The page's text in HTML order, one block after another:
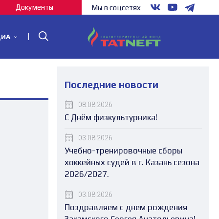
Документы Мы в соцсетях
Последние новости
08.08.2026
С Днём физкультурника!
03.08.2026
Учебно-тренировочные сборы
хоккейных судей в г. Казань сезона
2026/2027.
03.08.2026
Поздравляем с днем рождения